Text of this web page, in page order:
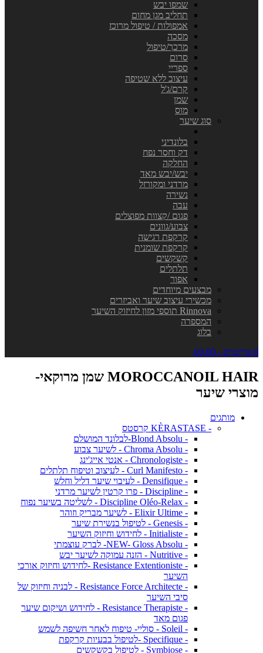
שמפו יבש
תחליב מגן מחום
אמפולות / טיפול מרוכז
מסכה
מרכך/טיפול
סרום
ספריי
עיצוב ללא שטיפה
קרם/ג'ל
שמן
מוס
סוג שיער
בלונדיני
דק וחסר נפח
החלקה
יבש/יבש מאד
מרדני ומקורזל
נשירה
עבה
פגום /קצוות מפוצלים
צבוע/גוונים
קרקפת רגישה
קרקפת שומנית
קשקשים
תלתלים
אפור
מבצעים מיוחדים
מכשירי עיצוב שיער ואביזרים
Rinnova תוספי מזון לחיזוק השיער
המספרה
בלוג
0 פריט\ים - ₪0.00
MOROCCANOIL HAIR שמן מרוקאי-
מוצרי שיער
מותגים
- KÈRASTASE קרסטס
- Blond Absolu-לבלונד המושלם
- Chroma Absolu - לשיער צבוע
- Chronologiste - אנטי אייג'ינג
- Curl Manifesto - לעיצוב וטיפוח תלתלים
- Densifique - לעיבוי שיער דליל וחלש
- Discipline - פרו קרטין לשיער מרדני
- Discipline Oléo-Relax - לשליטה בשיער נפוח
- Elixir Ultime - לשיער מבריק וזוהר
- Genesis - לטיפול בנשירת שיער
- Initialiste - לחידוש וחיזוק השיער
- NEW- Gloss Absolu- לברק עוצמתי
- Nutritive - הזנה עמוקה לשיער יבש
- Resistance Extentioniste -לחידוש וחיזוק אורכי
השיער
- Resistance Force Architecte - לבניה וחיזוק של
סיבי השיער
- Resistance Therapiste - לחידוש ושיקום שיער
פגום מאד
- Soleil - סוליי- טיפוח לאחר חשיפה לשמש
- Specifique -לטיפול בבעיות קרקפת
- Symbiose - לטיפול בקשקשים